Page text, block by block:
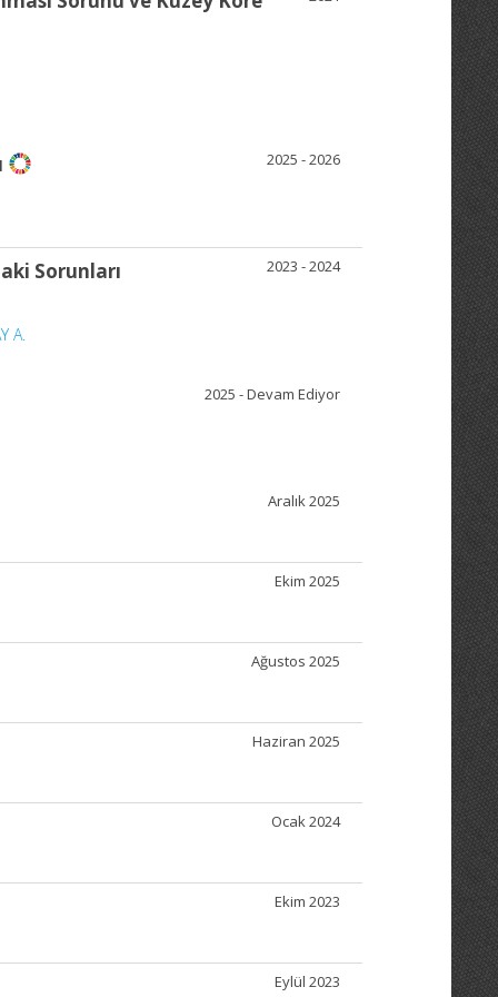
2025 - 2026
2023 - 2024
Sorunları
A.
2025 - Devam Ediyor
Aralık 2025
Ekim 2025
Ağustos 2025
Haziran 2025
Ocak 2024
Ekim 2023
Eylül 2023